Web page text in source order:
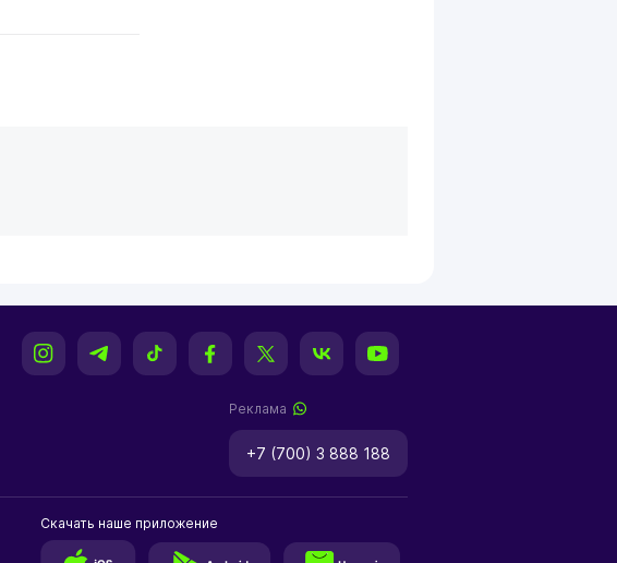
Реклама
+7 (700) 3 888 188
Скачать наше приложение